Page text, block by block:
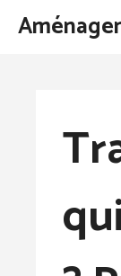
Aller